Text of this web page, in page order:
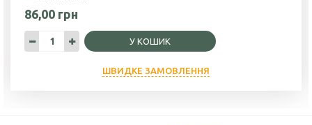
86,00 грн
У КОШИК
ШВИДКЕ ЗАМОВЛЕННЯ